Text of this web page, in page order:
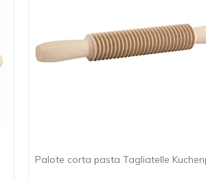
Palote corta pasta Tagliatelle